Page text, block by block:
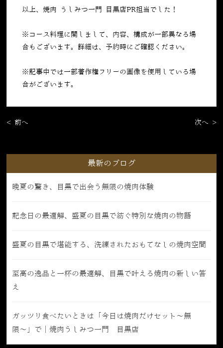
以上、焼肉 うしみつ一門 目黒店PR担当でした！
※コース料理に関しまして、内容、構成が一部異なる場
合もございます。詳細は、予約時にご確認ください。
※記事中では一部著作権フリーの画像を使用している場
合がございます。
< 前へ 次へ >
最新のブログ
晩夏の驚き、目黒で出会う無限の焼肉体験
記念日の最適解、盛夏の目黒で紡ぐ特別な焼肉の物語
盛夏の目黒で堪能する、洗練されたおもてなしの焼肉空間
至高の逸品と一杯の最適解、目黒で叶える焼肉の新しい答
え
ガッツリ食べたいときは「今日は焼肉だけセット〜無
限〜」で｜焼肉うしみつ一門 目黒店